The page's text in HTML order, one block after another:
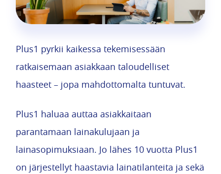
Plus1 pyrkii kaikessa tekemisessään
ratkaisemaan asiakkaan taloudelliset
haasteet – jopa mahdottomalta tuntuvat.
Plus1 haluaa auttaa asiakkaitaan
parantamaan lainakulujaan ja
lainasopimuksiaan. Jo lähes 10 vuotta Plus1
on järjestellyt haastavia lainatilanteita ja sekä